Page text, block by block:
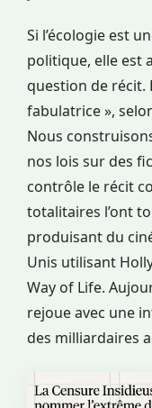
Si l’écologie est
politique, elle est
question de récit.
fabulatrice »,
Nous
nos lois sur des
contrôle le récit
totalitaires l’ont
produisant du
Unis utilisant
Way of Life.
rejoue avec une
des milliardaires